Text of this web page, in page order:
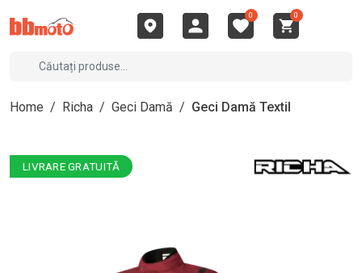
0 0
Home / Richa / Geci Damă / Geci Damă Textil
LIVRARE GRATUITĂ